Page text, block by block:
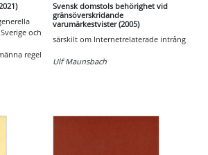
och
regel
Svensk domstols behörighet vid
gränsöverskridande
varumärkestvister (2005)
särskilt om Internetrelaterade intrång
Ulf Maunsbach